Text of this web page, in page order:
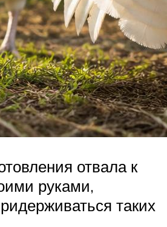
отвала к
руками,
таких